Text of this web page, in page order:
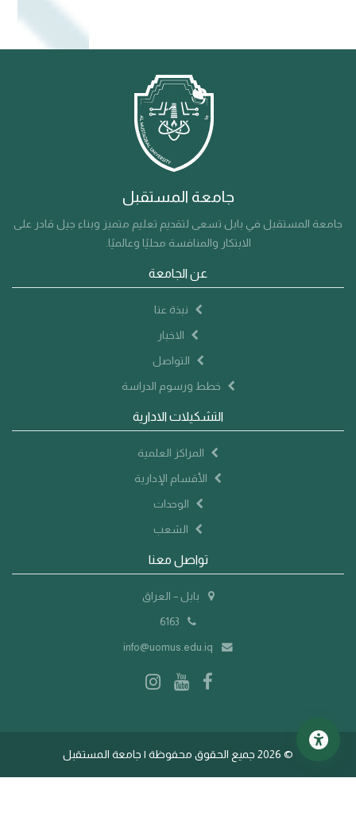
جامعة المستقبل
جامعة المستقبل في بابل تسعى لتقديم تعليم متميز وبناء جيل قادر على
الابتكار والمنافسة محليًا وعالميًا.
عن الجامعة
نبذة عنا
الاخبار
التواصل
خطط ورسوم الدراسة
التشكيلات الادارية
المراكز العلمية
الأقسام الإدارية
الوحدات
الشعب
تواصل معنا
بابل – العراق
info@uomus.edu.iq
© 2026 جميع الحقوق محفوظة | جامعة المستقبل